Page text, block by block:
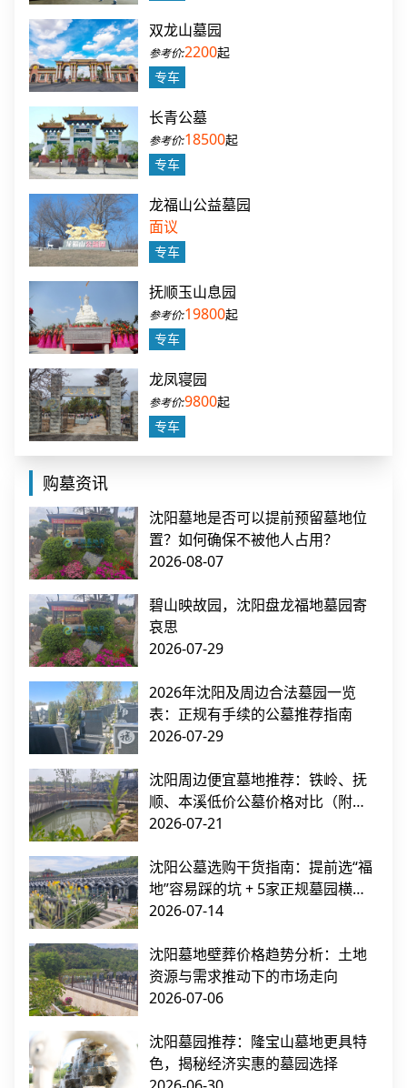
双龙山墓园
2200起
专车
长青公墓
18500起
专车
龙福山公益墓园
面议
专车
抚顺玉山息园
19800起
专车
龙凤寝园
9800起
专车
购墓资讯
沈阳墓地是否可以提前预留墓地位
置？如何确保不被他人占用？
2026-08-07
碧山映故园，沈阳盘龙福地墓园寄
哀思
2026-07-29
2026年沈阳及周边合法墓园一览
表：正规有手续的公墓推荐指南
2026-07-29
沈阳周边便宜墓地推荐：铁岭、抚
顺、本溪低价公墓价格对比（附交
通指南）
2026-07-21
沈阳公墓选购干货指南：提前选“福
地”容易踩的坑 + 5家正规墓园横向
对比
2026-07-14
沈阳墓地壁葬价格趋势分析：土地
资源与需求推动下的市场走向
2026-07-06
沈阳墓园推荐：隆宝山墓地更具特
色，揭秘经济实惠的墓园选择